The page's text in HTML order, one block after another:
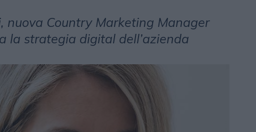
nuova Country Marketing Manager
la strategia digital dell’azienda